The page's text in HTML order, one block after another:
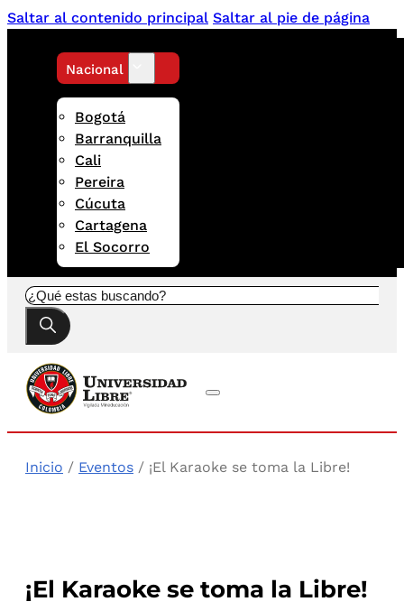
Saltar al contenido principal Saltar al pie de página
Nacional
Bogotá
Barranquilla
Cali
Pereira
Cúcuta
Cartagena
El Socorro
Buscar
Inicio / Eventos / ¡El Karaoke se toma la Libre!
¡El Karaoke se toma la Libre!